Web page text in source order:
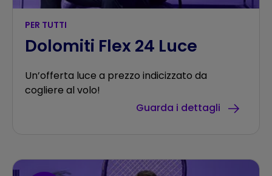
PER TUTTI
Dolomiti Flex 24 Luce
Un’offerta luce a prezzo indicizzato da
cogliere al volo!
Guarda i dettagli